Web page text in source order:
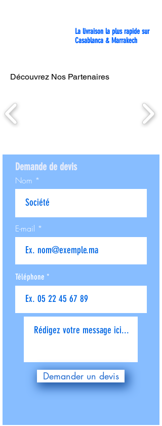
La livraison la plus rapide sur
Casablanca & Marrakech
Découvrez Nos Partenaires
Demande de devis
Nom
E-mail
Téléphone
Demander un devis